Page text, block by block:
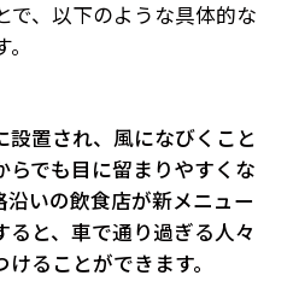
で、以下のような具体的な
設置され、風になびくこと
らでも目に留まりやすくな
沿いの飲食店が新メニュー
と、車で通り過ぎる人々
ることができます。